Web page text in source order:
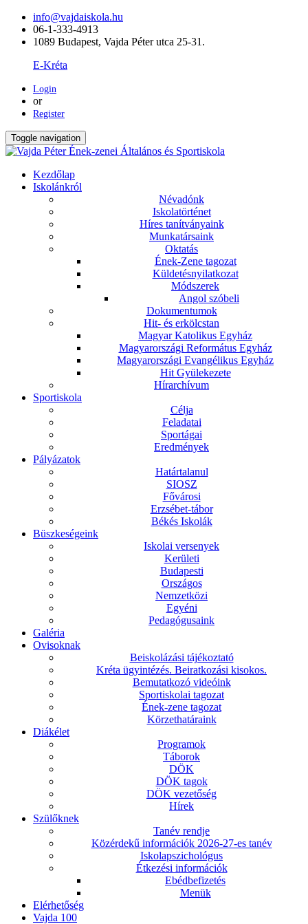
info@vajdaiskola.hu
06-1-333-4913
1089 Budapest, Vajda Péter utca 25-31.
E-Kréta
Login
or
Register
Toggle navigation
Kezdőlap
Iskolánkról
Névadónk
Iskolatörténet
Híres tanítványaink
Munkatársaink
Oktatás
Ének-Zene tagozat
Küldetésnyilatkozat
Módszerek
Angol szóbeli
Dokumentumok
Hit- és erkölcstan
Magyar Katolikus Egyház
Magyarországi Református Egyház
Magyarországi Evangélikus Egyház
Hit Gyülekezete
Hírarchívum
Sportiskola
Célja
Feladatai
Sportágai
Eredmények
Pályázatok
Határtalanul
SIOSZ
Fővárosi
Erzsébet-tábor
Békés Iskolák
Büszkeségeink
Iskolai versenyek
Kerületi
Budapesti
Országos
Nemzetközi
Egyéni
Pedagógusaink
Galéria
Ovisoknak
Beiskolázási tájékoztató
Kréta ügyintézés. Beiratkozási kisokos.
Bemutatkozó videóink
Sportiskolai tagozat
Ének-zene tagozat
Körzethatáraink
Diákélet
Programok
Táborok
DÖK
DÖK tagok
DÖK vezetőség
Hírek
Szülőknek
Tanév rendje
Közérdekű információk 2026-27-es tanév
Iskolapszichológus
Étkezési információk
Ebédbefizetés
Menük
Elérhetőség
Vajda 100